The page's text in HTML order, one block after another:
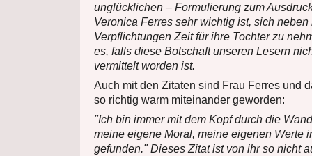
unglücklichen – Formulierung zum
Veronica Ferres sehr wichtig ist, sich
Verpflichtungen Zeit für ihre Tochter zu
es, falls diese Botschaft unseren Lesern
vermittelt worden ist.
Auch mit den Zitaten sind Frau Ferres und
so richtig warm miteinander geworden:
"Ich bin immer mit dem Kopf durch die
meine eigene Moral, meine eigenen Werte
gefunden." Dieses Zitat ist von ihr so nicht